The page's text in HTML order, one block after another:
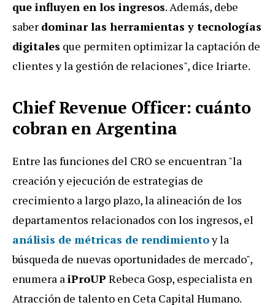
que influyen en los ingresos. Además, debe
saber dominar las herramientas y tecnologías
digitales que permiten optimizar la captación de
clientes y la gestión de relaciones", dice Iriarte.
Chief Revenue Officer: cuánto
cobran en Argentina
Entre las funciones del CRO se encuentran "la
creación y ejecución de estrategias de
crecimiento a largo plazo, la alineación de los
departamentos relacionados con los ingresos, el
análisis de métricas de rendimientoy la
búsqueda de nuevas oportunidades de mercado",
enumera aiProUP Rebeca Gosp, especialista en
Atracción de talento en Ceta Capital Humano.